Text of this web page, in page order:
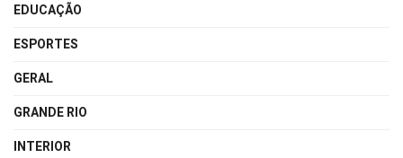
EDUCAÇÃO
ESPORTES
GERAL
GRANDE RIO
INTERIOR